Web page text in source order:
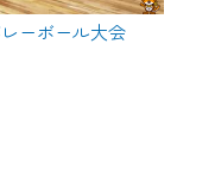
ーボール大会
、MyIDが必
含むCCNetの
のIDです。